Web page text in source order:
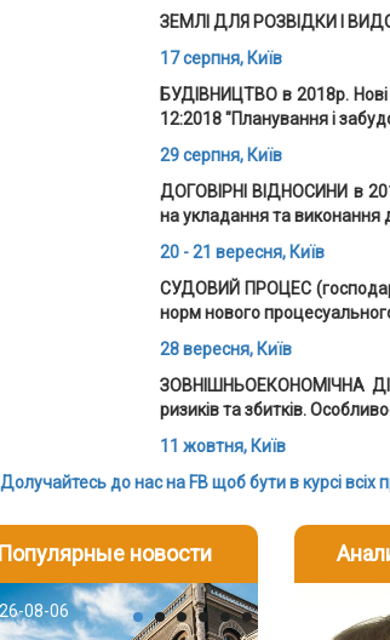
ЗЕМЛІ ДЛЯ РОЗВІДКИ І
17 серпня, Київ
БУДІВНИЦТВО в 2018р. Нові
12:2018 "Планування і
29 серпня, Київ
ДОГОВІРНІ ВІДНОСИНИ в
на укладання та виконання
20 - 21 вересня, Київ
СУДОВИЙ ПРОЦЕС
норм нового
28 вересня, Київ
ЗОВНІШНЬОЕКОНОМІЧНА
ризиків та збитків.
11 жовтня, Київ
Долучайтесь до нас на FB щоб бути в курсі всіх
Популярные новости
08-06
2026-08-03 2026-